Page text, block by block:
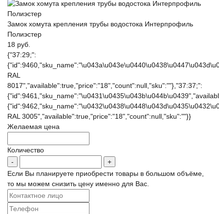
Замок хомута крепления трубы водостока Интерпрофиль
Полиэстер
18 руб.
{"37:29;":
RAL
8017","available":true,"price":"18","count":null,"sku":""},"37:37;":
RAL 3005","available":true,"price":"18","count":null,"sku":""}}
Желаемая цена
Количество
Если Вы планируете приобрести товары в большом объёме,
то мы можем снизить цену именно для Вас.